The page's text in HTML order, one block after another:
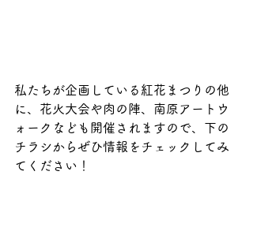
私たちが企画している紅花まつりの他
に、花火大会や肉の陣、南原アートウ
ォークなども開催されますので、下の
チラシからぜひ情報をチェックしてみ
てください！